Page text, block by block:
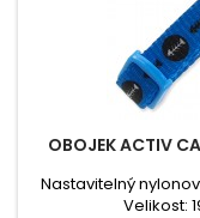
OBOJEK ACTIV
Nastavitelný
Velikost: